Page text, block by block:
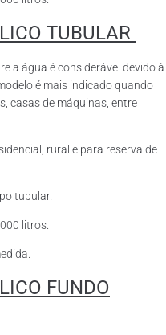
TUBULAR
a água é considerável devido à
é mais indicado quando
casas de máquinas, entre
rural e para reserva de
tubular.
litros.
FUNDO